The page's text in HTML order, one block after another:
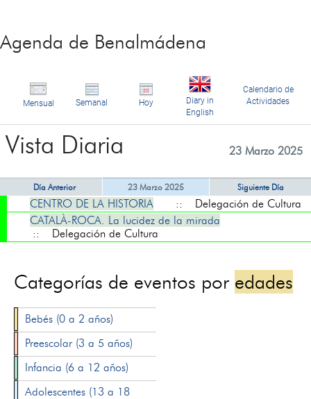
Agenda de Benalmádena
Mensual Semanal Hoy
Diary in
English
Calendario de
Actividades
Vista Diaria 23 Marzo 2025
Día Anterior 23 Marzo 2025 Siguiente Día
CENTRO DE LA HISTORIA
:: Delegación de Cultura
CATALÀ-ROCA. La lucidez de la mirada
:: Delegación de Cultura
Categorías de eventos por edades
Bebés (0 a 2 años)
Preescolar (3 a 5 años)
Infancia (6 a 12 años)
Adolescentes (13 a 18